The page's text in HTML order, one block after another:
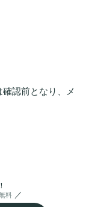
認前となり、メ
ラルで
初心者でも簡単
料